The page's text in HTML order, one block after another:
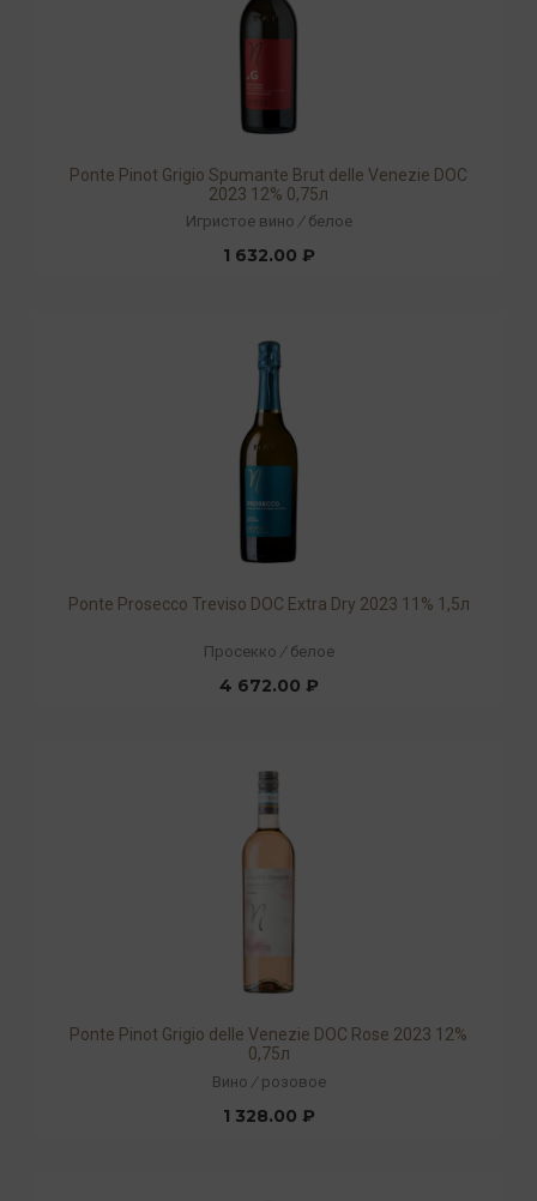
Ponte Pinot Grigio Spumante Brut delle Venezie DOC
2023 12% 0,75л
Игристое вино / белое
1 632.00 ₽
Ponte Prosecco Treviso DOC Extra Dry 2023 11% 1,5л
Просекко / белое
4 672.00 ₽
Ponte Pinot Grigio delle Venezie DOC Rose 2023 12%
0,75л
Вино / розовое
1 328.00 ₽